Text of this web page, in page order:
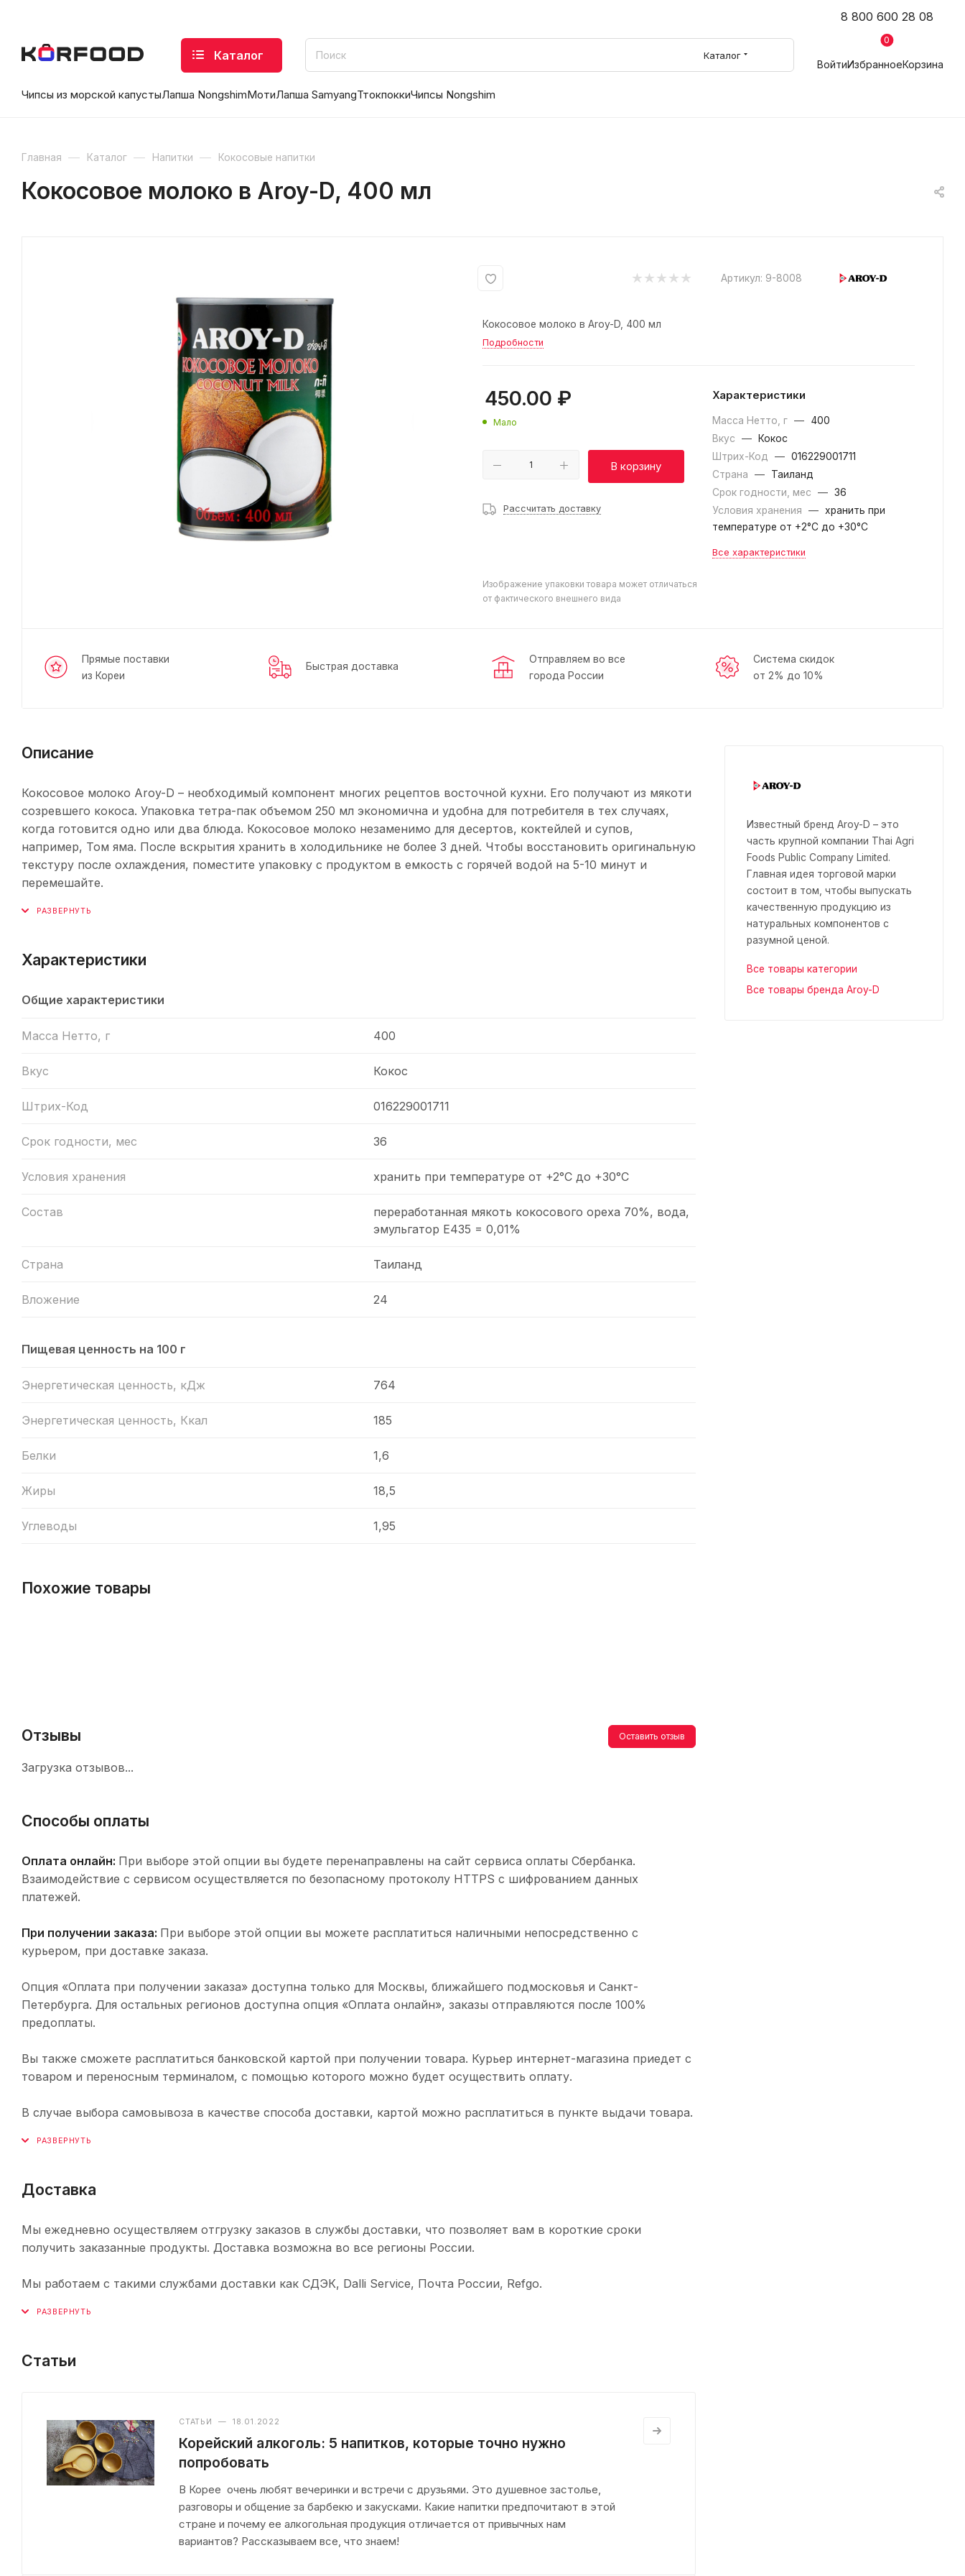
8 800 600 28 08
Каталог Каталог
ВойтиИзбранное
0
Корзина
Чипсы из морской капустыЛапша NongshimМотиЛапша SamyangТтокпоккиЧипсы Nongshim
Главная — Каталог — Напитки — Кокосовые напитки
Кокосовое молоко в Aroy-D, 400 мл
Артикул: 9-8008
Кокосовое молоко в Aroy-D, 400 мл
Подробности
450.00 ₽
Мало
В корзину
Рассчитать доставку
Характеристики
Масса Нетто, г —
400
Вкус
—
Кокос
Штрих-Код
— 016229001711
Страна
—
Таиланд
Срок годности, мес
— 36
Условия хранения
— хранить при
температуре от +2°C до +30°C
Все характеристики
Изображение упаковки товара может отличаться
от фактического внешнего вида
Прямые поставки
из Кореи
Быстрая доставка
Отправляем во все
города России
Система скидок
от 2% до 10%
Описание
Кокосовое молоко Aroy-D – необходимый компонент многих рецептов восточной кухни. Его получают из мякоти
созревшего кокоса. Упаковка тетра-пак объемом 250 мл экономична и удобна для потребителя в тех случаях,
когда готовится одно или два блюда. Кокосовое молоко незаменимо для десертов, коктейлей и супов,
например, Том яма. После вскрытия хранить в холодильнике не более 3 дней. Чтобы восстановить оригинальную
текстуру после охлаждения, поместите упаковку с продуктом в емкость с горячей водой на 5-10 минут и
перемешайте.
Характеристики
Общие характеристики
Масса Нетто, г 400
Вкус Кокос
Штрих-Код 016229001711
Срок годности, мес 36
Условия хранения хранить при температуре от +2°C до +30°C
Состав
переработанная мякоть кокосового ореха 70%, вода,
эмульгатор Е435 = 0,01%
Страна Таиланд
Вложение 24
Пищевая ценность на 100 г
Энергетическая ценность, кДж 764
Энергетическая ценность, Ккал 185
Белки 1,6
Жиры 18,5
Углеводы 1,95
Похожие товары
Отзывы Оставить отзыв
Загрузка отзывов...
Способы оплаты
Оплата онлайн: При выборе этой опции вы будете перенаправлены на сайт сервиса оплаты Сбербанка.
Взаимодействие с сервисом осуществляется по безопасному протоколу HTTPS с шифрованием данных
платежей.
При получении заказа: При выборе этой опции вы можете расплатиться наличными непосредственно с
курьером, при доставке заказа.
Опция «Оплата при получении заказа» доступна только для Москвы, ближайшего подмосковья и Санкт-
Петербурга. Для остальных регионов доступна опция «Оплата онлайн», заказы отправляются после 100%
предоплаты.
Вы также сможете расплатиться банковской картой при получении товара. Курьер интернет-магазина приедет с
товаром и переносным терминалом, с помощью которого можно будет осуществить оплату.
В случае выбора самовывоза в качестве способа доставки, картой можно расплатиться в пункте выдачи товара.
Доставка
Мы ежедневно осуществляем отгрузку заказов в службы доставки, что позволяет вам в короткие сроки
получить заказанные продукты. Доставка возможна во все регионы России.
Мы работаем с такими службами доставки как СДЭК, Dalli Service, Почта России, Refgo.
Статьи
СТАТЬИ — 18.01.2022
Корейский алкоголь: 5 напитков, которые точно нужно
попробовать
В Корее очень любят вечеринки и встречи с друзьями. Это душевное застолье,
разговоры и общение за барбекю и закусками. Какие напитки предпочитают в этой
стране и почему ее алкогольная продукция отличается от привычных нам
вариантов? Рассказываем все, что знаем!
Известный бренд Aroy-D – это
часть крупной компании Thai Agri
Foods Public Company Limited.
Главная идея торговой марки
состоит в том, чтобы выпускать
качественную продукцию из
натуральных компонентов с
разумной ценой.
Все товары категории
Все товары бренда Aroy-D